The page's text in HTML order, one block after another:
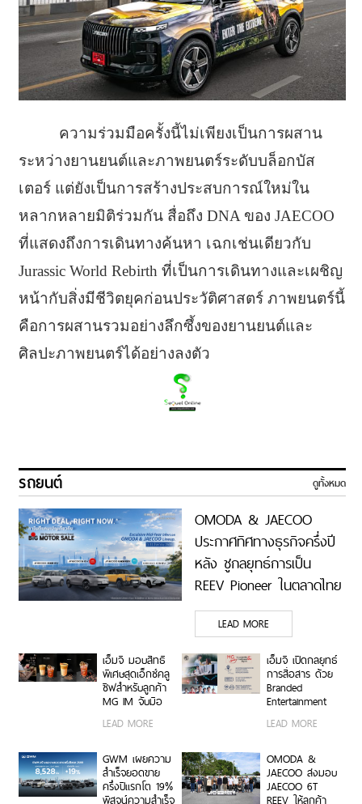
ความร่วมมือครั้งนี้ไม่เพียงเป็นการผสาน
ระหว่างยานยนต์และภาพยนตร์ระดับบล็อกบัส
เตอร์ แต่ยังเป็นการสร้างประสบการณ์ใหม่ใน
หลากหลายมิติร่วมกัน สื่อถึง DNA ของ JAECOO
ที่แสดงถึงการเดินทางค้นหา เฉกเช่นเดียวกับ
Jurassic World Rebirth ที่เป็นการเดินทางและเผชิญ
หน้ากับสิ่งมีชีวิตยุคก่อนประวัติศาสตร์ ภาพยนตร์นี้
คือการผสานรวมอย่างลึกซึ้งของยานยนต์และ
ศิลปะภาพยนตร์ได้อย่างลงตัว
รถยนต์ ดูทั้งหมด
OMODA & JAECOO
ประกาศทิศทางธุรกิจครึ่งปี
หลัง ชูกลยุทธ์การเป็น
REEV Pioneer ในตลาดไทย
LEAD MORE
เอ็มจี มอบสิทธิ
พิเศษสุดเอ็กซ์คลู
ซีฟสำหรับลูกค้า
MG IM จับมือ
REFILL COFFEE
และ CHAEBOL
ไลฟ์สไตล์ระดับ
พรีเมียม
LEAD MORE
เอ็มจี เปิดกลยุทธ์
การสื่อสาร ด้วย
Branded
Entertainment
ถ่ายทอด MG
SMILE ด้วยซีรีส์
เปิดช่องทาง MG
SMILE CONTACT
CENTRE รับฟัง
ทุกเรื่องราวของ
LEAD MORE
GWM เผยความ
สำเร็จยอดขาย
ครึ่งปีแรกโต 19%
พิสูจน์ความสำเร็จ
OMODA &
JAECOO ส่งมอบ
JAECOO 6T
REEV ให้ลูกค้า